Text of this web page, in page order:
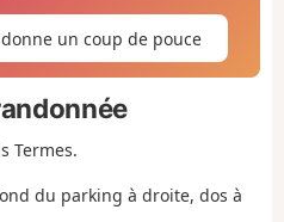
donne un coup de pouce
Termes.
du parking à droite, dos à